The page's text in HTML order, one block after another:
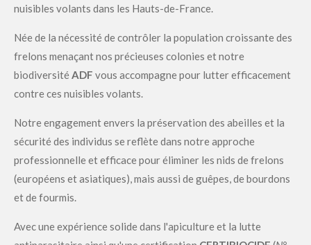
nuisibles volants dans les Hauts-de-France.
Née de la nécessité de contrôler la population croissante des
frelons menaçant nos précieuses colonies et notre
biodiversité ADF vous accompagne pour lutter efficacement
contre ces nuisibles volants.
Notre engagement envers la préservation des abeilles et la
sécurité des individus se reflète dans notre approche
professionnelle et efficace pour éliminer les nids de frelons
(européens et asiatiques), mais aussi de guêpes, de bourdons
et de fourmis.
Avec une expérience solide dans l'apiculture et la lutte